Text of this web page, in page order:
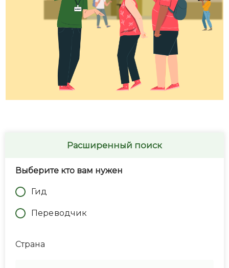
Расширенный поиск
Выберите кто вам нужен
Гид
Переводчик
Страна